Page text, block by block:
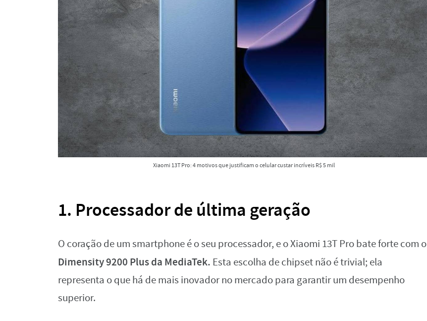
Xiaomi 13T Pro: 4 motivos que justificam o celular custar incríveis R$ 5 mil
1. Processador de última geração
O coração de um smartphone é o seu processador, e o Xiaomi 13T Pro bate forte com o
Dimensity 9200 Plus da MediaTek. Esta escolha de chipset não é trivial; ela
representa o que há de mais inovador no mercado para garantir um desempenho
superior.